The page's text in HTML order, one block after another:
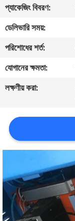
নিয়ন্ত্রণ
যোগাযোগ
করুন
খবর
উদ্ধৃতির
জন্য
সাইট
ম্যাপ
প্যাকেজিং বিবরণ:
ডেলিভারি সময়:
পরিশোধের শর্ত:
যোগানের ক্ষমতা:
লক্ষণীয় করা: